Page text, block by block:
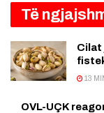
Të
Cilat
13
OVL-UÇK